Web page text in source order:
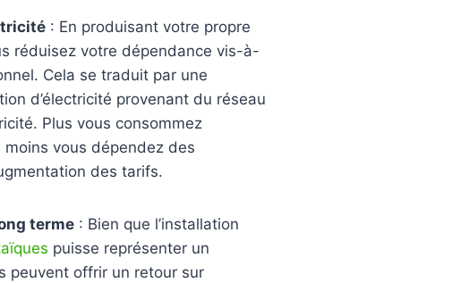
: En produisant votre propre
réduisez votre dépendance vis-à-
Cela se traduit par une
d’électricité provenant du réseau
Plus vous consommez
moins vous dépendez des
des tarifs.
terme : Bien que l’installation
puisse représenter un
peuvent offrir un retour sur